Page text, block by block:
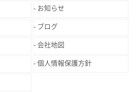
お知らせ
ブログ
会社地図
個人情報保護方針